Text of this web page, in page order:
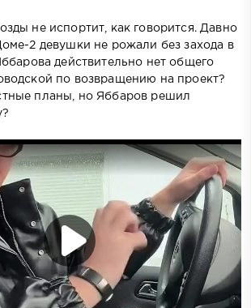
не испортит, как говорится. Давно
2 девушки не рожали без захода в
действительно нет общего
по возвращению на проект?
планы, но Яббаров решил